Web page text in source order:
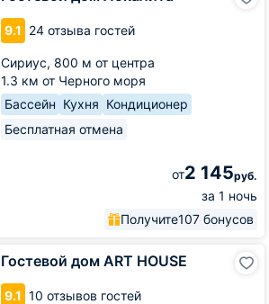
9.1 24 отзыва гостей
Сириус, 800 м от центра
1.3 км от Черного моря
Бассейн Кухня Кондиционер
Бесплатная отмена
от2 145руб.
за 1 ночь
Получите107 бонусов
Гостевой дом ART HOUSE
9.1 10 отзывов гостей